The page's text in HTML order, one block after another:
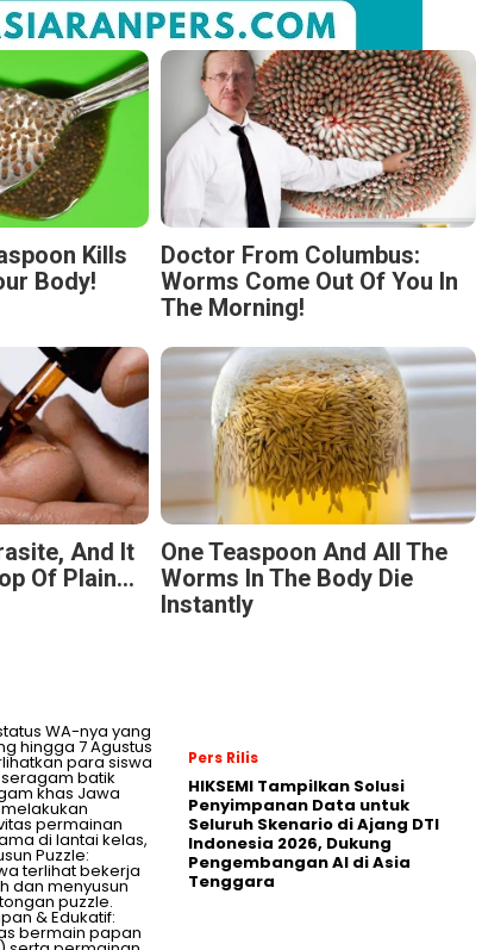
Kills
Body!
Doctor From Columbus:
Worms Come Out Of You In
The Morning!
And It
Of Plain...
One Teaspoon And All The
Worms In The Body Die
Instantly
Pers Rilis
HIKSEMI Tampilkan Solusi
Penyimpanan Data untuk
Seluruh Skenario di Ajang DTI
Indonesia 2026, Dukung
Pengembangan AI di Asia
Tenggara